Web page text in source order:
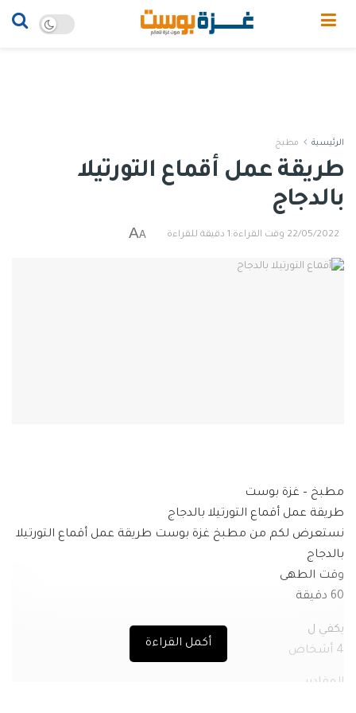
الرئيسية مطبخ
طريقة عمل أقماع التورتيلا
بالدجاج
22/05/2022 وقت القراءة:1 دقيقة للقراءة A
A
مطبخ – غزة بوست
طريقة عمل أقماع التورتيلا بالدجاج
نستعرض لكم من مطبخ غزة بوست طريقة عمل أقماع التورتيلا
بالدجاج
وقت الطهى
60 دقيقة
يكفي ل
4 أشخاص
المقادير
أكمل القراءة